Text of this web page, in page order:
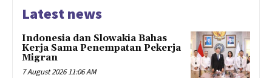
Latest news
Indonesia dan Slowakia Bahas
Kerja Sama Penempatan Pekerja
Migran
7 August 2026 11:06 AM